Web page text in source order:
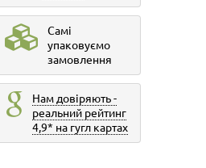
Самі
упаковуємо
замовлення
Нам довіряють -
реальний рейтинг
4,9* на гугл картах